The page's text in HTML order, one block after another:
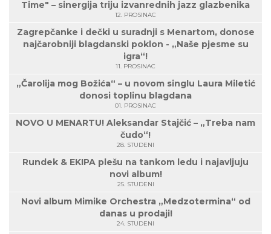
Time" – sinergija triju izvanrednih jazz glazbenika
12. PROSINAC
Zagrepčanke i dečki u suradnji s Menartom, donose
najčarobniji blagdanski poklon - „Naše pjesme su
igra“!
11. PROSINAC
„Čarolija mog Božića“ – u novom singlu Laura Miletić
donosi toplinu blagdana
01. PROSINAC
NOVO U MENARTU! Aleksandar Stajčić – „Treba nam
čudo“!
28. STUDENI
Rundek & EKIPA plešu na tankom ledu i najavljuju
novi album!
25. STUDENI
Novi album Mimike Orchestra „Medzotermina“ od
danas u prodaji!
24. STUDENI